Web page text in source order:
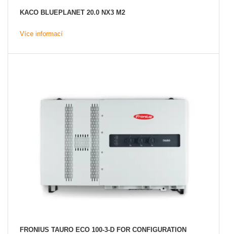
KACO BLUEPLANET 20.0 NX3 M2
Více informací
FRONIUS TAURO ECO 100-3-D FOR CONFIGURATION